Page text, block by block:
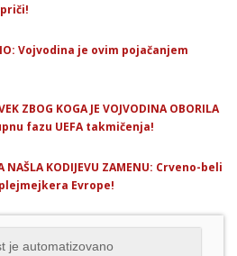
Vojvodina je ovim pojačanjem
ZBOG KOGA JE VOJVODINA OBORILA
fazu UEFA takmičenja!
NAŠLA KODIJEVU ZAMENU: Crveno-beli
Evrope!
je automatizovano